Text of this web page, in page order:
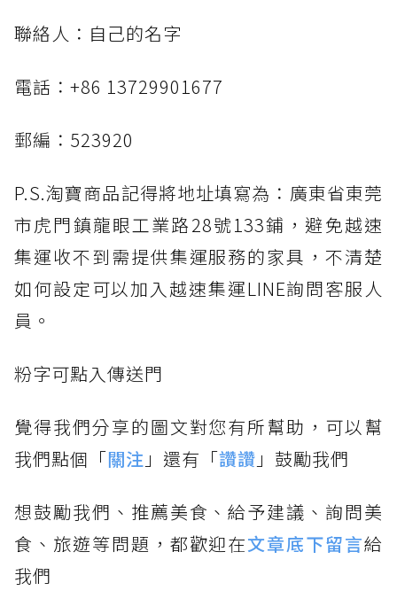
聯絡人：自己的名字
電話：+86 13729901677
郵編：523920
P.S.淘寶商品記得將地址填寫為：廣東省東莞
市虎門鎮龍眼工業路28號133鋪，避免越速
集運收不到需提供集運服務的家具，不清楚
如何設定可以加入越速集運LINE詢問客服人
員。
粉字可點入傳送門
覺得我們分享的圖文對您有所幫助，可以幫
我們點個「關注 」還有「讚讚 」鼓勵我們
想鼓勵我們、推薦美食、給予建議、詢問美
食、旅遊等問題，都歡迎在文章底下留言給
我們